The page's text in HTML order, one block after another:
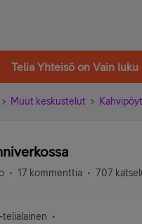
Telia Yhteisö on Vain
Muut keskustelut
17 kommenttia 707
telialainen